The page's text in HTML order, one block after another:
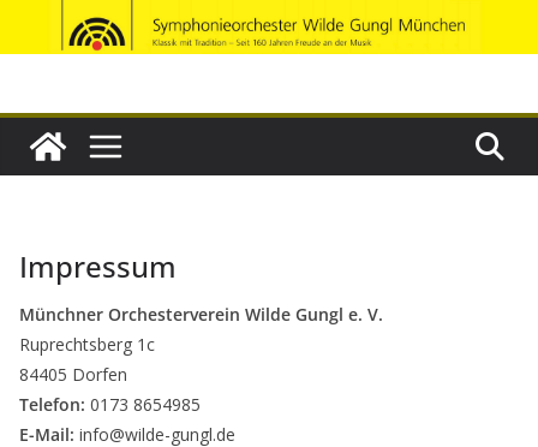
Inhalt
Impressum
Münchner Orchesterverein Wilde Gungl e. V.
Ruprechtsberg 1c
84405 Dorfen
Telefon: 0173 8654985
E-Mail: info@wilde-gungl.de